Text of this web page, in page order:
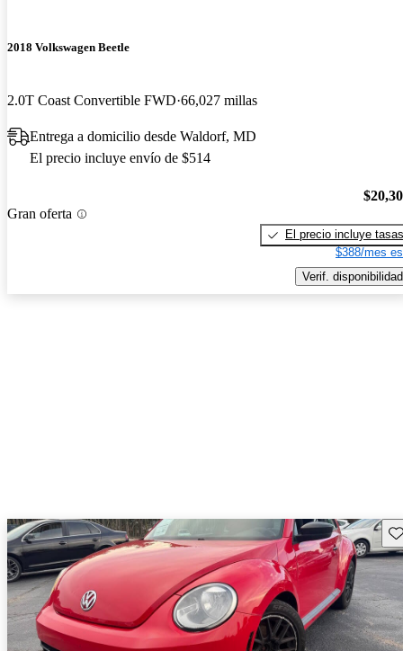
2018 Volkswagen Beetle
2.0T Coast Convertible FWD 66,027 millas
Entrega a domicilio desde Waldorf, MD
El precio incluye envío de $514
Gran oferta
El precio incluye tasas
$388/mes
Verif. disponibilidad